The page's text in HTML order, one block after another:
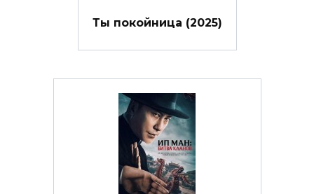
Ты покойница (2025)